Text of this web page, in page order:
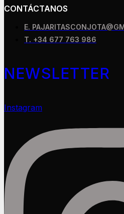
CONTÁCTANOS
E.
T. +34 677 763 986
NEWSLETTER
Instagram